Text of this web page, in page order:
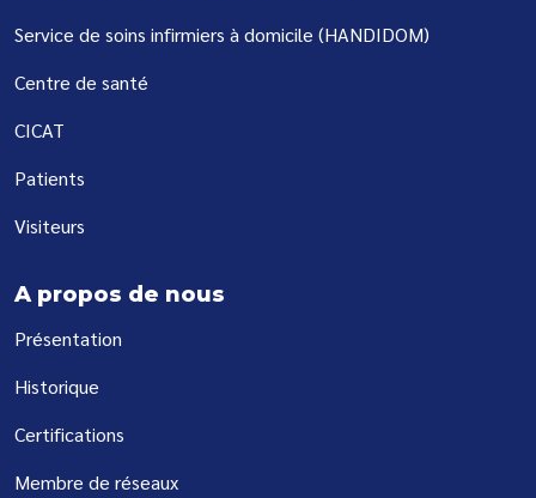
Service de soins infirmiers à domicile (HANDIDOM)
Centre de santé
CICAT
Patients
Visiteurs
A propos de nous
Présentation
Historique
Certifications
Membre de réseaux